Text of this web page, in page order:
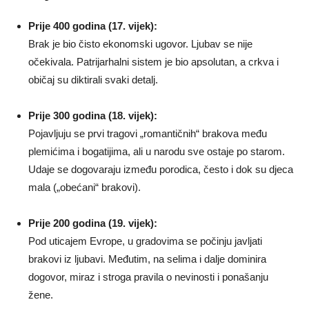
Prije 400 godina (17. vijek):
Brak je bio čisto ekonomski ugovor. Ljubav se nije
očekivala. Patrijarhalni sistem je bio apsolutan, a crkva i
običaj su diktirali svaki detalj.
Prije 300 godina (18. vijek):
Pojavljuju se prvi tragovi „romantičnih“ brakova među
plemićima i bogatijima, ali u narodu sve ostaje po starom.
Udaje se dogovaraju između porodica, često i dok su djeca
mala („obećani“ brakovi).
Prije 200 godina (19. vijek):
Pod uticajem Evrope, u gradovima se počinju javljati
brakovi iz ljubavi. Međutim, na selima i dalje dominira
dogovor, miraz i stroga pravila o nevinosti i ponašanju
žene.